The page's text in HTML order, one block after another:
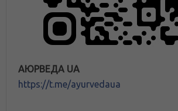
АЮРВЕДА UA
https://t.me/ayurvedaua